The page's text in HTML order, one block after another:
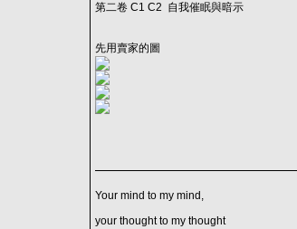
第二卷 C1 C2 自我催眠與暗示
先用賣家的圖
Your mind to my mind,
your thought to my thought